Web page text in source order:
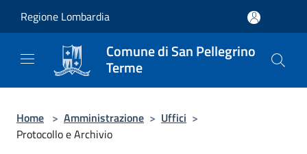
Regione Lombardia
Comune di San Pellegrino
Terme
Home > Amministrazione > Uffici >
Protocollo e Archivio